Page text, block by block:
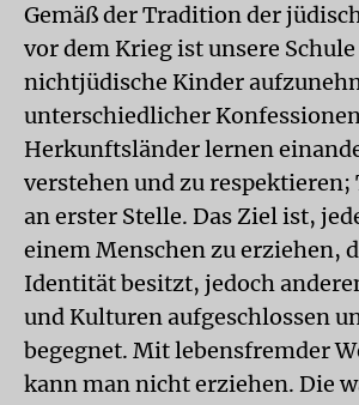
Gemäß der Tradition der
vor dem Krieg ist unsere
nichtjüdische Kinder
unterschiedlicher
Herkunftsländer lernen
verstehen und zu
an erster Stelle. Das Ziel ist,
einem Menschen zu erziehen,
Identität besitzt, jedoch
und Kulturen aufgeschlossen
begegnet. Mit lebensfremder
kann man nicht erziehen. Die